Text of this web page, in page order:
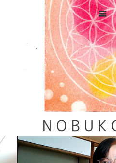
1 to be string, object given
public_html/wp-